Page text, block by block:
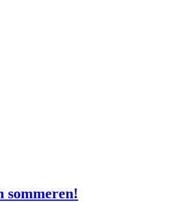
sommeren!